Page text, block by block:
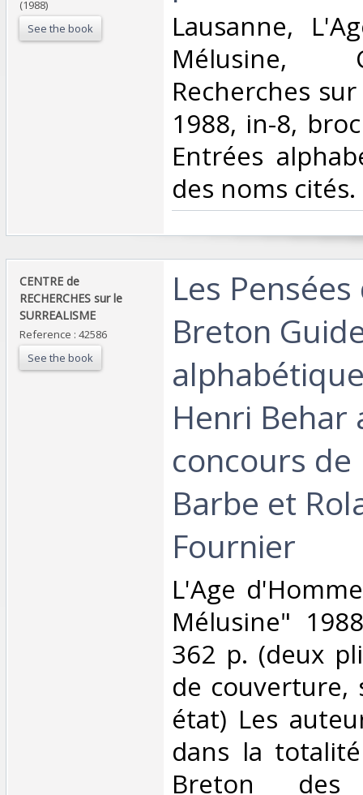
(1988)
See the book
‎Lausanne,
Mélusine,
Recherches
1988, in-8,
Entrées
des noms
‎CENTRE de
RECHERCHES sur le
SURREALISME‎
Reference : 42586
See the book
‎Les
Breton
Henri Behar
concours
Barbe et
Fournier‎
‎L'Age
Mélusine"
362 p. (deux
de
état) Les
dans la
Breton